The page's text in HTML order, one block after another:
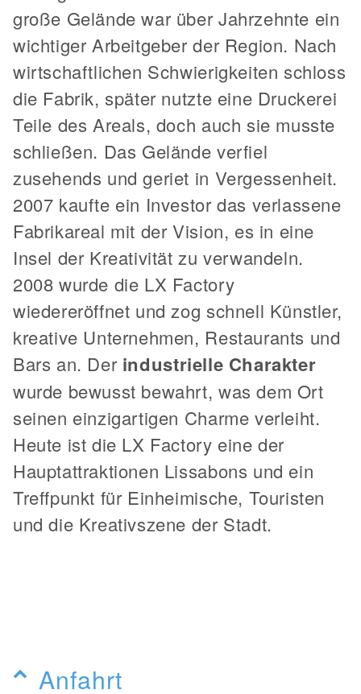
große Gelände war über Jahrzehnte ein
wichtiger Arbeitgeber der Region. Nach
wirtschaftlichen Schwierigkeiten schloss
die Fabrik, später nutzte eine Druckerei
Teile des Areals, doch auch sie musste
schließen. Das Gelände verfiel
zusehends und geriet in Vergessenheit.
2007 kaufte ein Investor das verlassene
Fabrikareal mit der Vision, es in eine
Insel der Kreativität zu verwandeln.
2008 wurde die LX Factory
wiedereröffnet und zog schnell Künstler,
kreative Unternehmen, Restaurants und
Bars an. Der industrielle Charakter
wurde bewusst bewahrt, was dem Ort
seinen einzigartigen Charme verleiht.
Heute ist die LX Factory eine der
Hauptattraktionen Lissabons und ein
Treffpunkt für Einheimische, Touristen
und die Kreativszene der Stadt.
Anfahrt